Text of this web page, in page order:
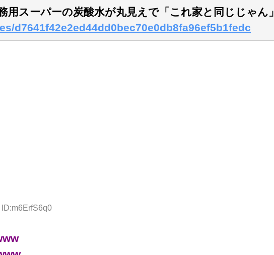
スーパーの炭酸水が丸見えで「これ家と同じじゃん」
d7641f42e2ed44dd0bec70e0db8fa96ef5b1fedc